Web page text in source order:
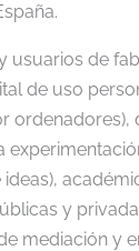
usuarios de
de uso
ordenadores),
y
mediación y